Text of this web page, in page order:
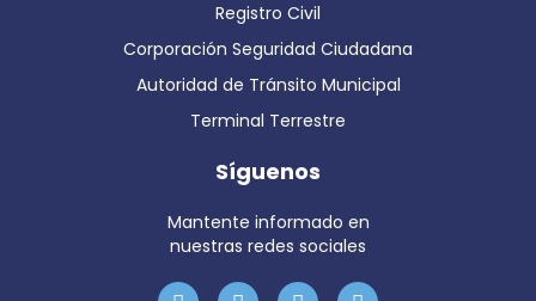
Registro Civil
Corporación Seguridad Ciudadana
Autoridad de Tránsito Municipal
Terminal Terrestre
Síguenos
Mantente informado en
nuestras redes sociales